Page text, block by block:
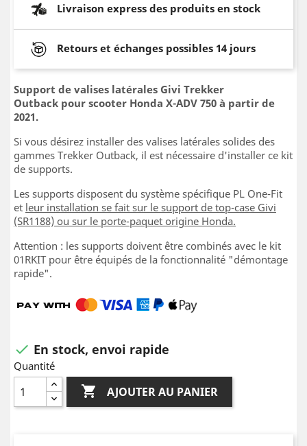
Livraison express des produits en stock
Retours et échanges possibles 14 jours
Support de valises latérales Givi Trekker
Outback pour scooter Honda X-ADV 750 à partir de
2021.
Si vous désirez installer des valises latérales solides des
gammes Trekker Outback, il est nécessaire d'installer ce kit
de supports.
Les supports disposent du système spécifique PL One-Fit
et leur installation se fait sur le support de top-case Givi
(SR1188) ou sur le porte-paquet origine Honda.
Attention : les supports doivent être combinés avec le kit
01RKIT pour être équipés de la fonctionnalité "démontage
rapide".
 En stock, envoi rapide
Quantité
 AJOUTER AU PANIER